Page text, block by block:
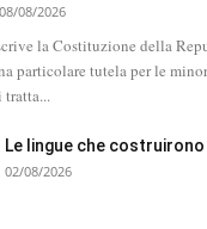
08/08/2026
la Costituzione della
particolare tutela per le
tratta...
Le lingue che costruirono
02/08/2026